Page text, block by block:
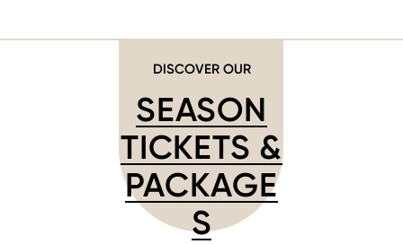
DISCOVER OUR
SEASON
TICKETS &
PACKAGE
S